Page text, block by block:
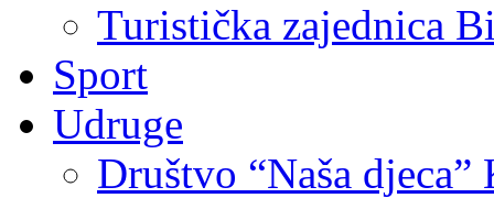
Turistička zajednica
Sport
Udruge
Društvo “Naša djeca”